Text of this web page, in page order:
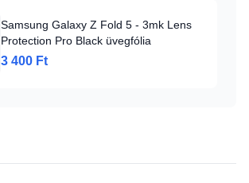
Samsung Galaxy Z Fold 5 - 3mk Lens
Protection Pro Black üvegfólia
3 400 Ft